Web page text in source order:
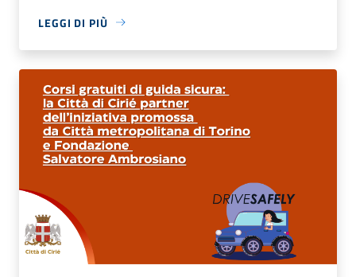
LEGGI DI PIÙ